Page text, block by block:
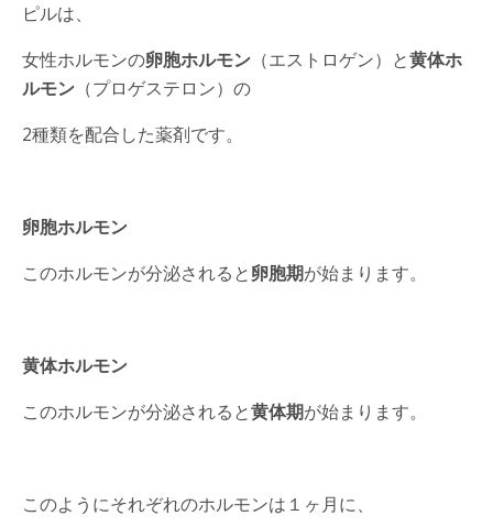
ピルは、
女性ホルモンの卵胞ホルモン （エストロゲン）と黄体ホ
ルモン （プロゲステロン）の
2種類を配合した薬剤です。
卵胞ホルモン
このホルモンが分泌されると卵胞期が始まります。
黄体ホルモン
このホルモンが分泌されると黄体期が始まります。
このようにそれぞれのホルモンは１ヶ月に、